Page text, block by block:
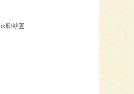
粉絲團